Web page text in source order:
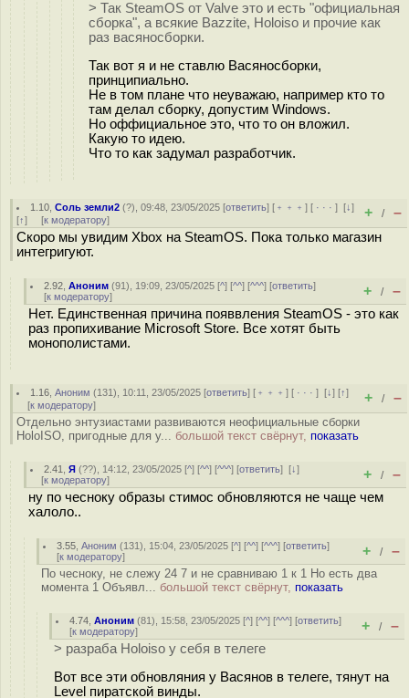
> Так SteamOS от Valve это и есть "официальная
сборка", а всякие Bazzite, Holoiso и прочие как
раз васяносборки.
Так вот я и не ставлю Васяносборки,
принципиально.
Не в том плане что неуважаю, например кто то
там делал сборку, допустим Windows.
Но оффициальное это, что то он вложил.
Какую то идею.
Что то как задумал разработчик.
1.10 ,Соль земли2 (?), 09:48, 23/05/2025 [ответить] [ ﹢﹢﹢] [ · · ·][↓]
[↑] [к модератору] + / –
Скоро мы увидим Xbox на SteamOS. Пока только магазин
интегригуют.
2.92 ,Аноним (91), 19:09, 23/05/2025 [^] [^^] [^^^] [ответить]
[к модератору] + / –
Нет. Единственная причина появвления SteamOS - это как
раз пропихивание Microsoft Store. Все хотят быть
монополистами.
1.16 ,Аноним (131), 10:11, 23/05/2025 [ответить] [ ﹢﹢﹢] [ · · ·][↓] [↑]
[к модератору] + / –
Отдельно энтузиастами развиваются неофициальные сборки
HoloISO, пригодные для у... большой текст свёрнут, показать
2.41 ,Я (??), 14:12, 23/05/2025 [^] [^^] [^^^] [ответить][↓]
[к модератору] + / –
ну по чесноку образы стимос обновляются не чаще чем
халоло..
3.55 ,Аноним (131), 15:04, 23/05/2025 [^] [^^] [^^^] [ответить]
[к модератору] + / –
По чесноку, не слежу 24 7 и не сравниваю 1 к 1 Но есть два
момента 1 Объявл... большой текст свёрнут, показать
4.74 ,Аноним (81), 15:58, 23/05/2025 [^] [^^] [^^^] [ответить]
[к модератору] + / –
> разраба Holoiso у себя в телеге
Вот все эти обновляния у Васянов в телеге, тянут на
Level пиратской винды.